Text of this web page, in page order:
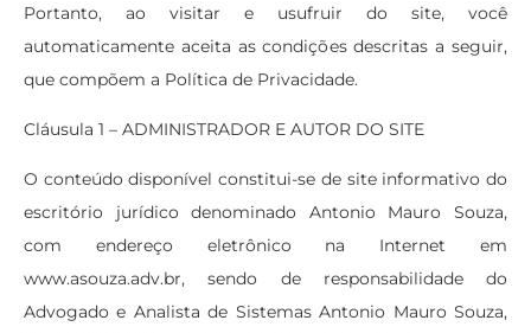
Portanto, ao visitar e usufruir do site, você
automaticamente aceita as condições descritas a seguir,
que compõem a Política de Privacidade.
Cláusula 1 – ADMINISTRADOR E AUTOR DO SITE
O conteúdo disponível constitui-se de site informativo do
escritório jurídico denominado Antonio Mauro Souza,
com endereço eletrônico na Internet em
www.asouza.adv.br, sendo de responsabilidade do
Advogado e Analista de Sistemas Antonio Mauro Souza,